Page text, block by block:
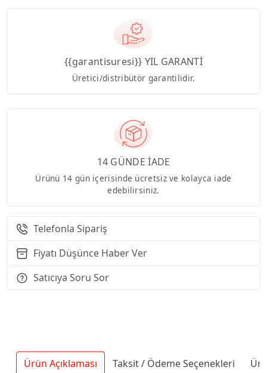
{{garantisuresi}} YIL GARANTİ
Üretici/distribütör garantilidir.
14 GÜNDE İADE
Ürünü 14 gün içerisinde ücretsiz ve kolayca iade
edebilirsiniz.
Telefonla Sipariş
Fiyatı Düşünce Haber Ver
Satıcıya Soru Sor
Ürün Açıklaması Taksit / Ödeme Seçenekleri